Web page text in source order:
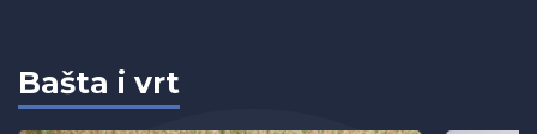
Bašta i vrt